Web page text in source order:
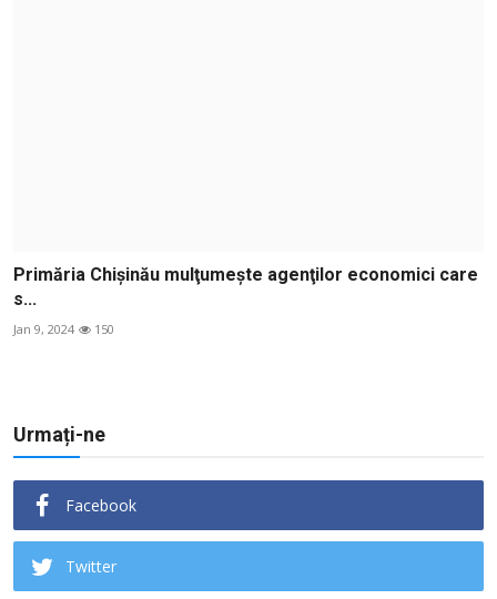
Primăria Chişinău mulţumeşte agenţilor economici care
s...
Jan 9, 2024 150
Urmați-ne
Facebook
Twitter